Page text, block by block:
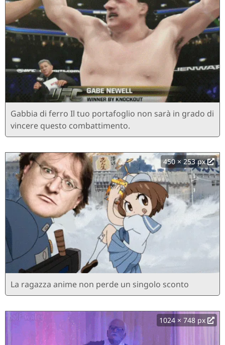
Gabbia di ferro Il tuo portafoglio non sarà in grado di
vincere questo combattimento.
450 × 253 px
La ragazza anime non perde un singolo sconto
1024 × 748 px